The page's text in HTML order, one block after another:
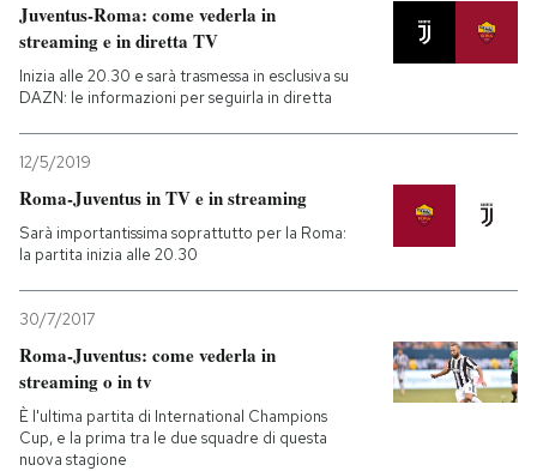
Entra
Juventus-Roma: come vederla in
streaming e in diretta TV
Inizia alle 20.30 e sarà trasmessa in esclusiva su
DAZN: le informazioni per seguirla in diretta
12/5/2019
Roma-Juventus in TV e in streaming
Sarà importantissima soprattutto per la Roma:
la partita inizia alle 20.30
30/7/2017
Roma-Juventus: come vederla in
streaming o in tv
È l'ultima partita di International Champions
Cup, e la prima tra le due squadre di questa
nuova stagione